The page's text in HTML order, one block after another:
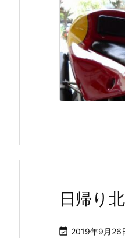
日帰り
 2019年9月26